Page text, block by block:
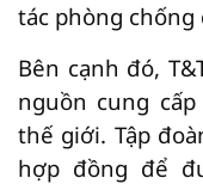
tác phòng
Bên cạnh đó,
nguồn cung
thế giới. Tập
hợp đồng để